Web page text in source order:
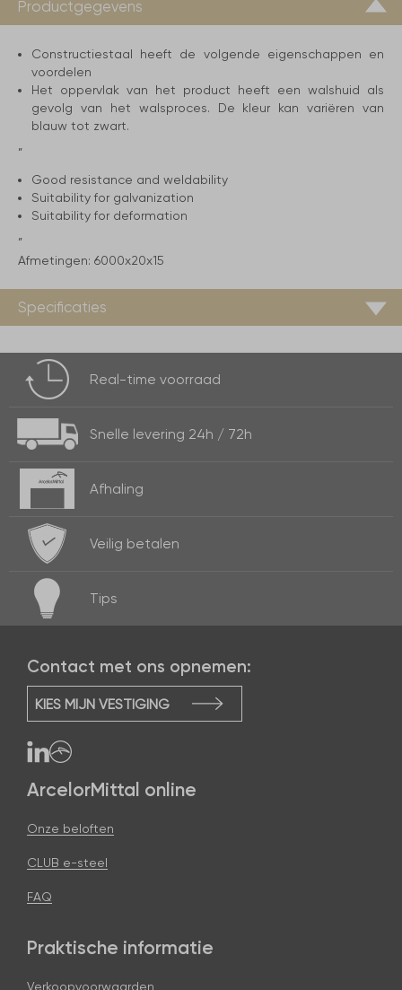
Productgegevens
Constructiestaal heeft de volgende eigenschappen en
voordelen
Het oppervlak van het product heeft een walshuid als
gevolg van het walsproces. De kleur kan variëren van
blauw tot zwart.
”
Good resistance and weldability
Suitability for galvanization
Suitability for deformation
”
Afmetingen: 6000x20x15
Specificaties
Real-time voorraad
Snelle levering 24h / 72h
Afhaling
Veilig betalen
Tips
ArcelorMittal online
Onze beloften
CLUB e-steel
FAQ
Praktische informatie
Verkoopvoorwaarden
Contact met ons opnemen:
KIES MIJN VESTIGING